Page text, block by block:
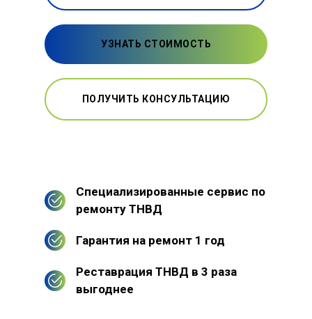
УЗНАТЬ СТОИМОСТЬ
ПОЛУЧИТЬ КОНСУЛЬТАЦИЮ
Специализированные сервис по
ремонту ТНВД
Гарантия на ремонт 1 год
Реставрация ТНВД в 3 раза
выгоднее